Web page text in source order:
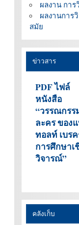
ผลงาน กา
ผลงานการ
สมัย
ข่าวสาร
PDF ไฟล์
หนังสือ
“วรรณกรร
ละคร ของ
ทอลท์ เบร
การศึกษาเ
วิจารณ์”
คลังเก็บ